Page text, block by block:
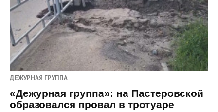
ДЕЖУРНАЯ ГРУППА
«Дежурная группа»: на Пастеровской
образовался провал в тротуаре